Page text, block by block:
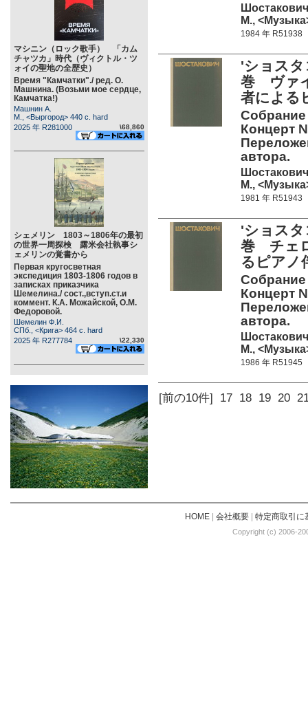
マシニン（ロック歌手） 「カム
チャツカ」時代（ヴィクトル・ツ
ォイの聖地の全歴史）
Время "Камчатки"./ ред. О.
Машнина. (Возьми мое сердце,
Камчатка!)
Машнин А.
М., <Выргород> 440 c. hard
2025 年 R281000
\68,860
シェメリン 1803～1806年の最初
の世界一周探検 露米会社執事シ
ェメリンの覚書から
Первая кругосветная
экспедиция 1803-1806 годов в
записках приказчика
Шемелина./ сост.,вступ.ст.и
коммент. К.А. Можайской, О.М.
Федоровой.
Шемелин Ф.И.
СПб., <Крига> 464 c. hard
2025 年 R277784
\22,330
М.,
1984 年 R51938
'ショス
巻 ヴァ
者による
Собрание
Концерт
автора.
М.,
1981 年 R51943
'ショス
巻 チェ
るピアノ
Собрание
Концерт
автора.
М.,
1986 年 R51945
[前の10件] 17 18 19 20
HOME| 会社概要| 特定商取引に
Copyright (c) 2006-